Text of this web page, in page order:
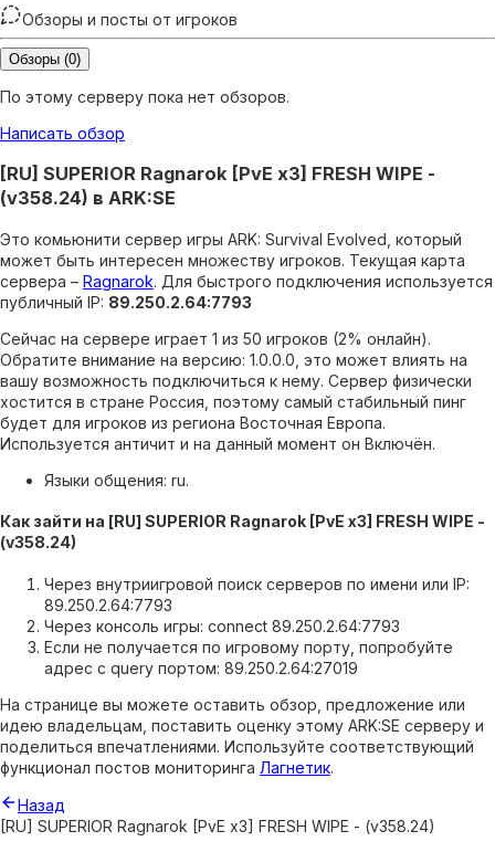
Обзоры и посты от игроков
Обзоры (0)
По этому серверу пока нет обзоров.
Написать обзор
[RU] SUPERIOR Ragnarok [PvE x3] FRESH WIPE -
(v358.24) в ARK:SE
Это комьюнити сервер игры ARK: Survival Evolved, который
может быть интересен множеству игроков. Текущая карта
сервера – Ragnarok. Для быстрого подключения используется
публичный IP: 89.250.2.64:7793
Сейчас на сервере играет 1 из 50 игроков (2% онлайн).
Обратите внимание на версию: 1.0.0.0, это может влиять на
вашу возможность подключиться к нему. Сервер физически
хостится в стране Россия, поэтому самый стабильный пинг
будет для игроков из региона Восточная Европа.
Используется античит и на данный момент он Включён.
Языки общения: ru.
Как зайти на [RU] SUPERIOR Ragnarok [PvE x3] FRESH WIPE -
(v358.24)
Через внутриигровой поиск серверов по имени или IP:
89.250.2.64:7793
Через консоль игры: connect 89.250.2.64:7793
Если не получается по игровому порту, попробуйте
адрес с query портом: 89.250.2.64:27019
На странице вы можете оставить обзор, предложение или
идею владельцам, поставить оценку этому ARK:SE серверу и
поделиться впечатлениями. Используйте соответствующий
функционал постов мониторинга Лагнетик.
Назад
[RU] SUPERIOR Ragnarok [PvE x3] FRESH WIPE - (v358.24)